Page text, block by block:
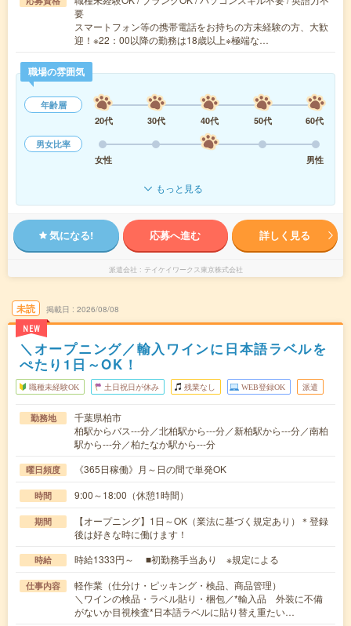
要
スマートフォン等の携帯電話をお持ちの方未経験の方、大歓
迎！※22：00以降の勤務は18歳以上※極端な…
職場の雰囲気
年齢層
20代
30代 40代 50代
60代
男女比率
女性
男性
もっと見る
気になる! 応募へ進む 詳しく見る
派遣会社 テイケイワークス東京株式会社
未読
NEW
掲載日 2026/08/08
＼オープニング／輸入ワインに日本語ラベルを
ぺたり1日～OK！
職種未経験OK 土日祝日が休み 残業なし WEB登録OK 派遣
勤務地
千葉県柏市
柏駅からバス---分／北柏駅から---分／新柏駅から---分／南柏
駅から---分／柏たなか駅から---分
曜日頻度 《365日稼働》月～日の間で単発OK
時間 9:00～18:00（休憩1時間）
期間
【オープニング】1日～OK（業法に基づく規定あり）＊登録
後は好きな時に働けます！
時給 時給1333円～ ■初勤務手当あり ※規定による
仕事内容
軽作業（仕分け・ピッキング・検品、商品管理）
＼ワインの検品・ラベル貼り・梱包／*輸入品 外装に不備
がないか目視検査*日本語ラベルに貼り替え重たい…